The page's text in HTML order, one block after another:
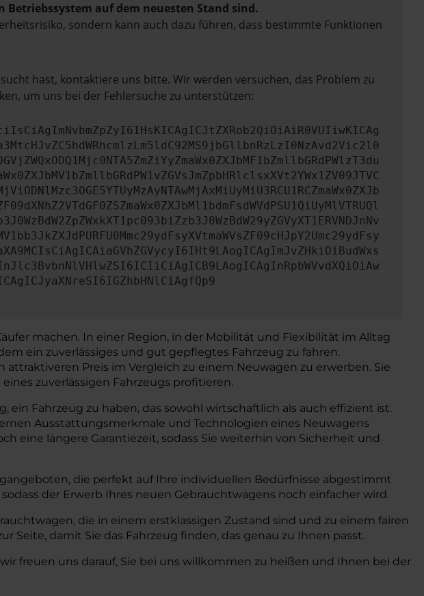
Betriebssystem auf dem neuesten Stand sind.
sondern kann auch dazu führen, dass bestimmte Funktionen
hast, kontaktiere uns bitte. Wir werden versuchen, das Problem zu
um uns bei der Fehlersuche zu unterstützen:
machen. In einer Region, in der Mobilität und Flexibilität im Alltag
ein zuverlässiges und gut gepflegtes Fahrzeug zu fahren.
Preis im Vergleich zu einem Neuwagen zu erwerben. Sie
zuverlässigen Fahrzeugs profitieren.
ein Fahrzeug zu haben, das sowohl wirtschaftlich als auch effizient ist.
Ausstattungsmerkmale und Technologien eines Neuwagens
eine längere Garantiezeit, sodass Sie weiterhin von Sicherheit und
die perfekt auf Ihre individuellen Bedürfnisse abgestimmt
der Erwerb Ihres neuen Gebrauchtwagens noch einfacher wird.
die in einem erstklassigen Zustand sind und zu einem fairen
damit Sie das Fahrzeug finden, das genau zu Ihnen passt.
freuen uns darauf, Sie bei uns willkommen zu heißen und Ihnen bei der